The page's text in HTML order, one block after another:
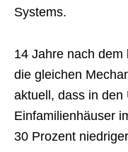
Systems.
14 Jahre nach
die gleichen
aktuell, dass in den
Einfamilienhäuser
30 Prozent